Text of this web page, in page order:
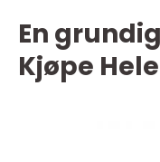
En
Kjøpe